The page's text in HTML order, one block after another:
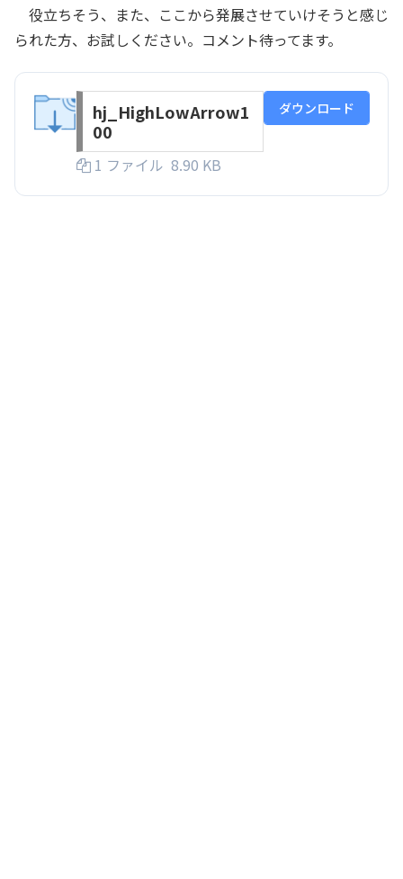
役立ちそう、また、ここから発展させていけそうと感じ
られた方、お試しください。コメント待ってます。
hj_HighLowArrow1
00
1 ファイル 8.90 KB
ダウンロード